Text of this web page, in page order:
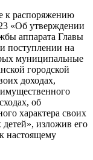
к распоряжению
«Об утверждении
аппарата Главы
поступлении на
муниципальные
городской
доходах,
имущественного
об
характера своих
изложив его
настоящему